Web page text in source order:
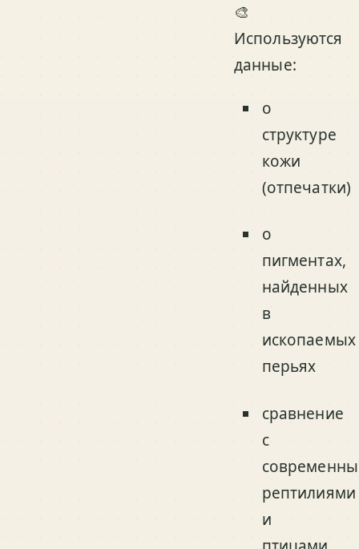
🎨
Используются
данные:
о
структуре
кожи
(отпечатки)
о
пигментах,
найденных
в
ископаемых
перьях
сравнение
с
рептилиями
и